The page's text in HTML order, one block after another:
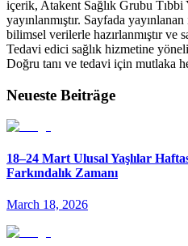
içerik, Atakent Sağlık Grubu Tıbbi
yayınlanmıştır. Sayfada
bilimsel verilerle hazırlanmıştır ve
Tedavi edici sağlık hizmetine
Doğru tanı ve tedavi için mutlaka
Neueste Beiträge
18–24 Mart Ulusal Yaşlılar
Farkındalık Zamanı
March 18, 2026